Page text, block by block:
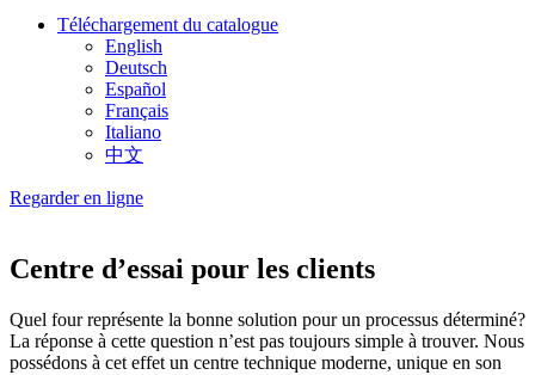
Téléchargement du catalogue
English
Deutsch
Español
Français
Italiano
中文
Regarder en ligne
Centre d’essai pour les clients
Quel four représente la bonne solution pour un processus déterminé?
La réponse à cette question n’est pas toujours simple à trouver. Nous
possédons à cet effet un centre technique moderne, unique en son